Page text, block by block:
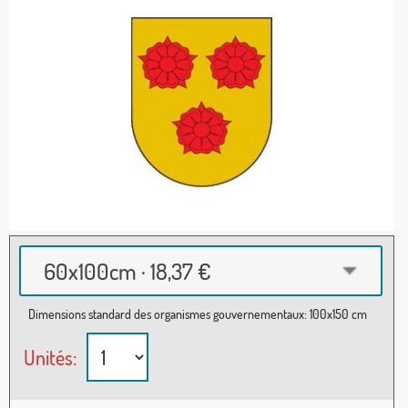
60x100cm · 18,37 €
Dimensions standard des organismes gouvernementaux: 100x150 cm
Unités: